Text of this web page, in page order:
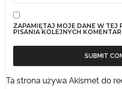
ZAPAMIĘTAJ MOJE DANE W TEJ
PISANIA KOLEJNYCH
Ta strona używa Akismet do